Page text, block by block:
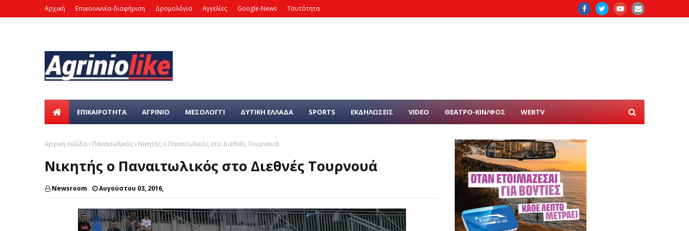
Αρχική Επικοινωνία-διαφήμιση Δρομολόγια Αγγελίες Google-News Ταυτότητα
ΕΠΙΚΑΙΡΌΤΗΤΑ ΑΓΡΙΝΙΟ ΜΕΣΟΛΟΓΓΙ ΔΥΤΙΚΗ ΕΛΛΑΔΑ SPORTS ΕΚΔΗΛΩΣΕΙΣ VIDEO ΘΕΑΤΡΟ-ΚΙΝ/ΦΟΣ WEBTV
Αρχική σελίδα Παναιτωλικός Νικητής ο Παναιτωλικός στο Διεθνές Τουρνουά
Νικητής ο Παναιτωλικός στο Διεθνές Τουρνουά
Newsroom Αυγούστου 03, 2016,